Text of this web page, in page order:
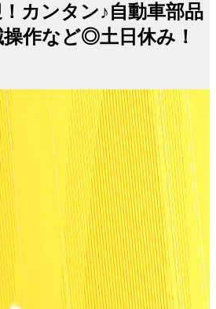
カンタン♪自動車部品
作など◎土日休み！